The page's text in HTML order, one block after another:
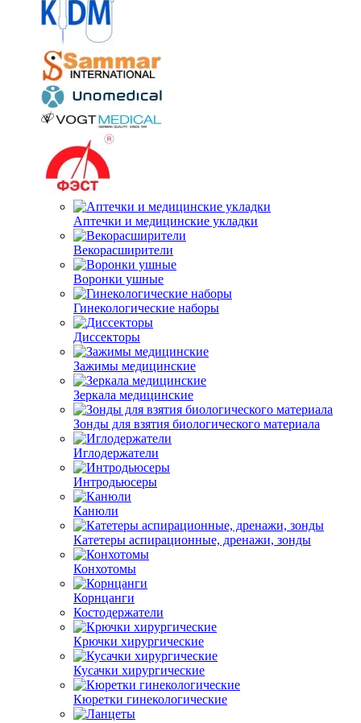
Аптечки и медицинские укладки
Векорасширители
Воронки ушные
Гинекологические наборы
Диссекторы
Зажимы медицинские
Зеркала медицинские
Зонды для взятия биологического материала
Иглодержатели
Интродьюсеры
Канюли
Катетеры аспирационные, дренажи, зонды
Конхотомы
Корнцанги
Костодержатели
Крючки хирургические
Кусачки хирургические
Кюретки гинекологические